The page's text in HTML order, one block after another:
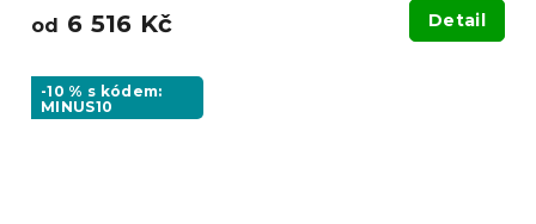
od 6 516 Kč Detail
-10 % s kódem:
MINUS10